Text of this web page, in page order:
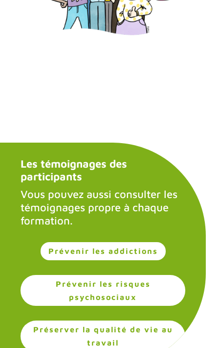
Les témoignages des
participants
Vous pouvez aussi consulter les
témoignages propre à chaque
formation.
Prévenir les addictions
Prévenir les risques
psychosociaux
Préserver la qualité de vie au
travail